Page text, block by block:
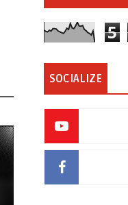
5
SOCIALIZE